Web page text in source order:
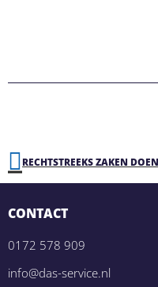
CONTACT
0172 578 909
info@das-service.nl